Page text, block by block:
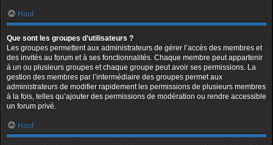
Haut
Que sont les groupes d’utilisateurs ?
Les groupes permettent aux administrateurs de gérer l’accès des membres et
des invités au forum et à ses fonctionnalités. Chaque membre peut appartenir
à un ou plusieurs groupes et chaque groupe peut avoir ses permissions. La
gestion des membres par l’intermédiaire des groupes permet aux
administrateurs de modifier rapidement les permissions de plusieurs membres
à la fois, telles qu’ajouter des permissions de modération ou rendre accessible
un forum privé.
Haut